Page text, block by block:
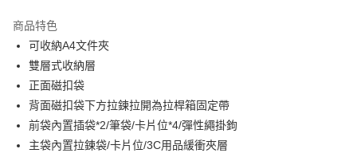
Apple Pay
街口支付
悠遊付
大哥付你分期
相關說明
商品特色
可收納A4文件夾
雙層式收納層
正面磁扣袋
背面磁扣袋下方拉鍊拉開為拉桿箱固定帶
前袋內置插袋*2/筆袋/卡片位*4/彈性繩掛鉤
主袋內置拉鍊袋/卡片位/3C用品緩衝夾層